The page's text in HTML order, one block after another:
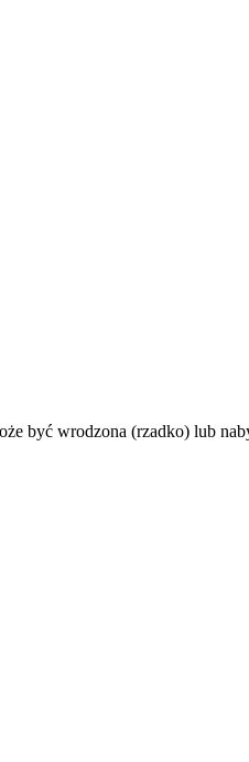
być wrodzona (rzadko) lub